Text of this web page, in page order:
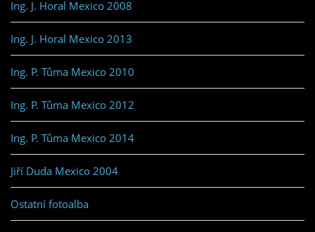
Ing. J. Horal Mexico 2008
Ing. J. Horal Mexico 2013
Ing. P. Tůma Mexico 2010
Ing. P. Tůma Mexico 2012
Ing. P. Tůma Mexico 2014
Jiří Duda Mexico 2004
Ostatní fotoalba